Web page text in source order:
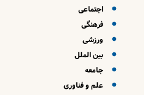
اجتماعی
فرهنگی
ورزشی
بین الملل
جامعه
علم و فناوری